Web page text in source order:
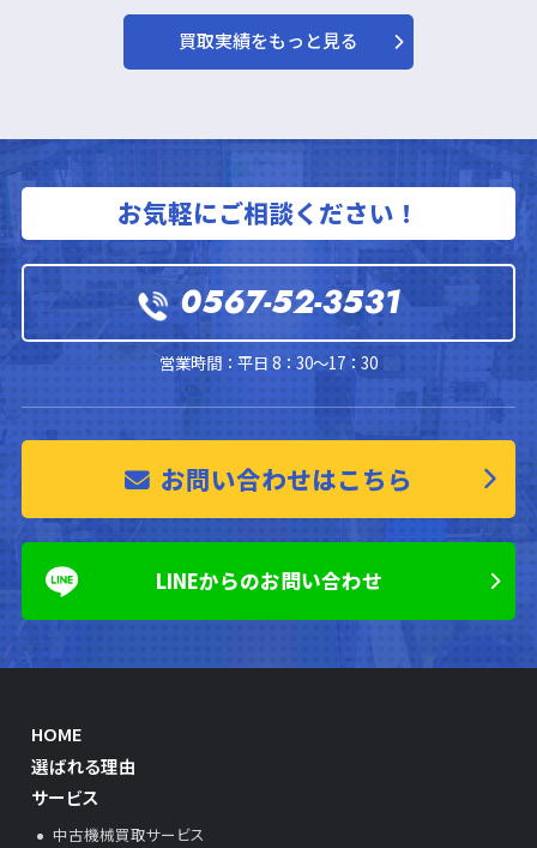
買取実績をもっと見る
お気軽にご相談ください！
0567-52-3531
営業時間：平日 8：30～17：30
お問い合わせはこちら
LINEからのお問い合わせ
HOME
選ばれる理由
サービス
中古機械買取サービス